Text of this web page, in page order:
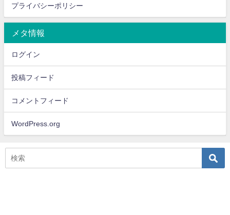
プライバシーポリシー
メタ情報
ログイン
投稿フィード
コメントフィード
WordPress.org